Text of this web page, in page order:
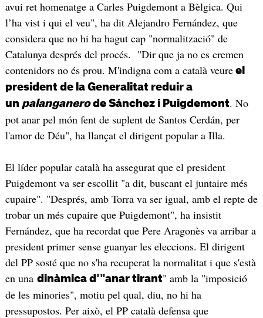
avui ret homenatge a Carles Puigdemont a Bèlgica. Qui
l’ha vist i qui el veu", ha dit Alejandro Fernández, que
considera que no hi ha hagut cap "normalització" de
Catalunya després del procés. "Dir que ja no es cremen
contenidors no és prou. M'indigna com a català veureel
president de la Generalitat reduir a
un palanganerode Sánchez i Puigdemont. No
pot anar pel món fent de suplent de Santos Cerdán, per
l'amor de Déu", ha llançat el dirigent popular a Illa.
El líder popular català ha assegurat que el president
Puigdemont va ser escollit "a dit, buscant el juntaire més
cupaire". "Després, amb Torra va ser igual, amb el repte de
trobar un més cupaire que Puigdemont", ha insistit
Fernández, que ha recordat que Pere Aragonès va arribar a
president primer sense guanyar les eleccions. El dirigent
del PP sosté que no s'ha recuperat la normalitat i que s'està
en una dinàmica d'"anar tirant" amb la "imposició
de les minories", motiu pel qual, diu, no hi ha
pressupostos. Per això, el PP català defensa que